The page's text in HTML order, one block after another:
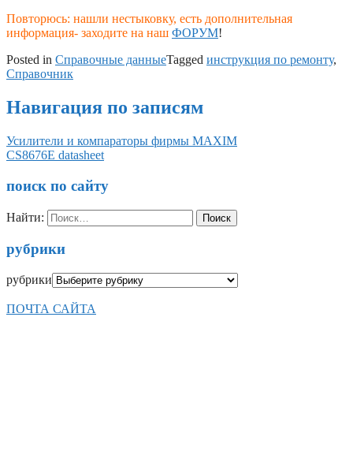
Повторюсь: нашли нестыковку, есть дополнительная
информация- заходите на наш ФОРУМ!
Posted in Справочные данныеTagged инструкция по ремонту,
Справочник
Навигация по записям
Усилители и компараторы фирмы MAXIM
CS8676E datasheet
поиск по сайту
Найти:
рубрики
рубрики
ПОЧТА САЙТА